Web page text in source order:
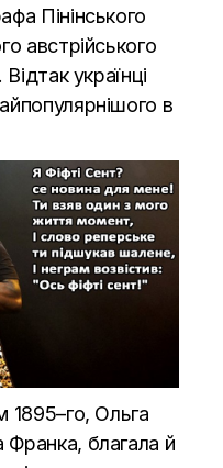
Пінінського
австрійського
українці
в
1895–го, Ольга
благала й